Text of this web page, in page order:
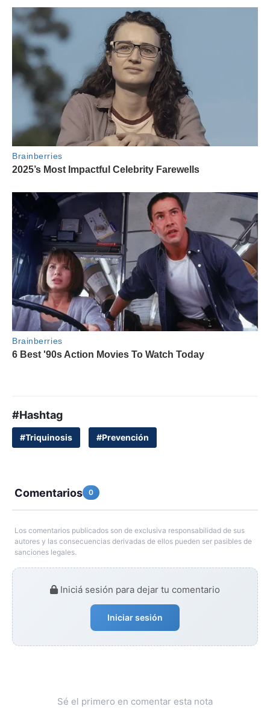
#Hashtag
#Triquinosis #Prevención
Comentarios 0
Los comentarios publicados son de exclusiva responsabilidad de sus
autores y las consecuencias derivadas de ellos pueden ser pasibles de
sanciones legales.
Iniciá sesión para dejar tu comentario
Iniciar sesión
Sé el primero en comentar esta nota